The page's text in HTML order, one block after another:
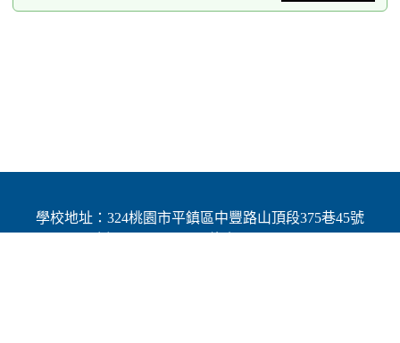
學校地址：324桃園市平鎮區中豐路山頂段375巷45號